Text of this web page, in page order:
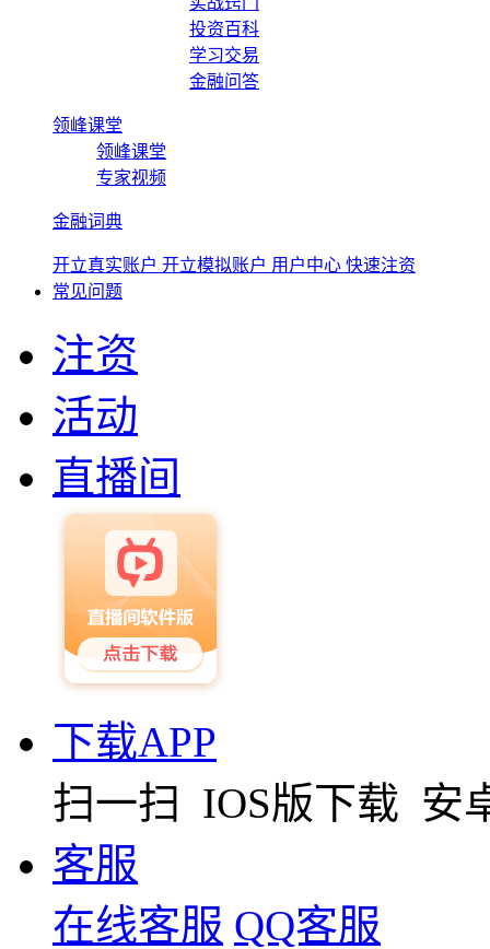
投资百科
学习交易
金融问答
领峰课堂
领峰课堂
专家视频
金融词典
开立真实账户 开立模拟账户 用户中心 快速注资
常见问题
注资
活动
直播间
下载APP
扫一扫
IOS版下载 安
客服
在线客服 QQ客服